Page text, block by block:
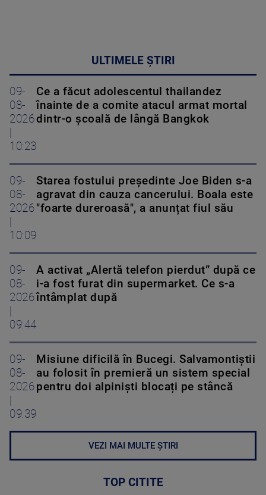
ULTIMELE ȘTIRI
09-
08-
2026
10:23
Ce a făcut adolescentul thailandez
înainte de a comite atacul armat mortal
dintr-o școală de lângă Bangkok
09-
08-
2026
10:09
Starea fostului președinte Joe Biden s-a
agravat din cauza cancerului. Boala este
"foarte dureroasă", a anunțat fiul său
09-
08-
2026
09:44
A activat „Alertă telefon pierdut” după ce
i-a fost furat din supermarket. Ce s-a
întâmplat după
09-
08-
2026
09:39
Misiune dificilă în Bucegi. Salvamontiștii
au folosit în premieră un sistem special
pentru doi alpiniști blocați pe stâncă
VEZI MAI MULTE ȘTIRI
TOP CITITE